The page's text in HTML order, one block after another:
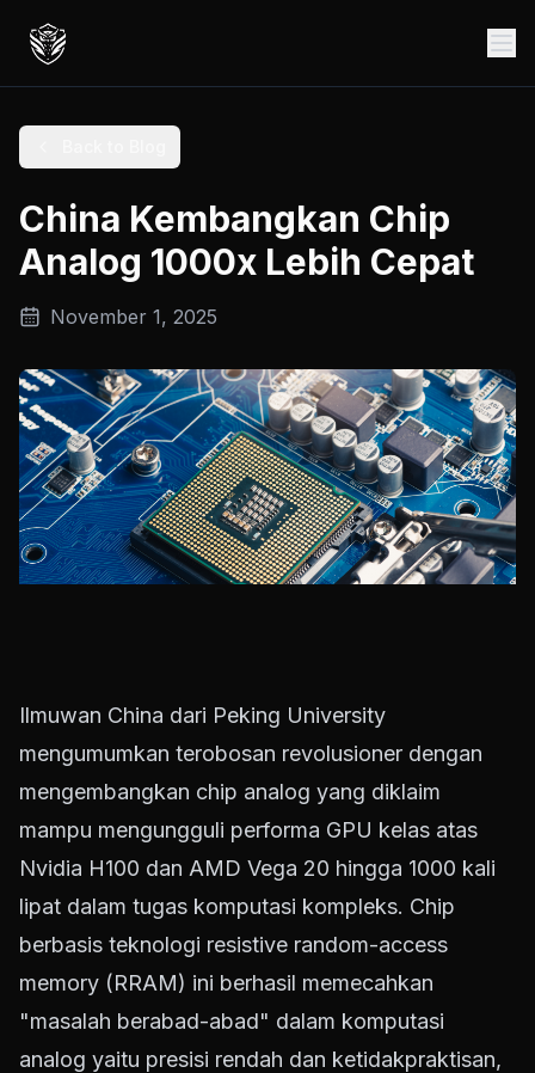
China Kembangkan Chip
Analog 1000x Lebih Cepat
November 1, 2025
Ilmuwan China dari Peking University
mengumumkan terobosan revolusioner dengan
mengembangkan chip analog yang diklaim
mampu mengungguli performa GPU kelas atas
Nvidia H100 dan AMD Vega 20 hingga 1000 kali
lipat dalam tugas komputasi kompleks. Chip
berbasis teknologi resistive random-access
memory (RRAM) ini berhasil memecahkan
"masalah berabad-abad" dalam komputasi
analog yaitu presisi rendah dan ketidakpraktisan,